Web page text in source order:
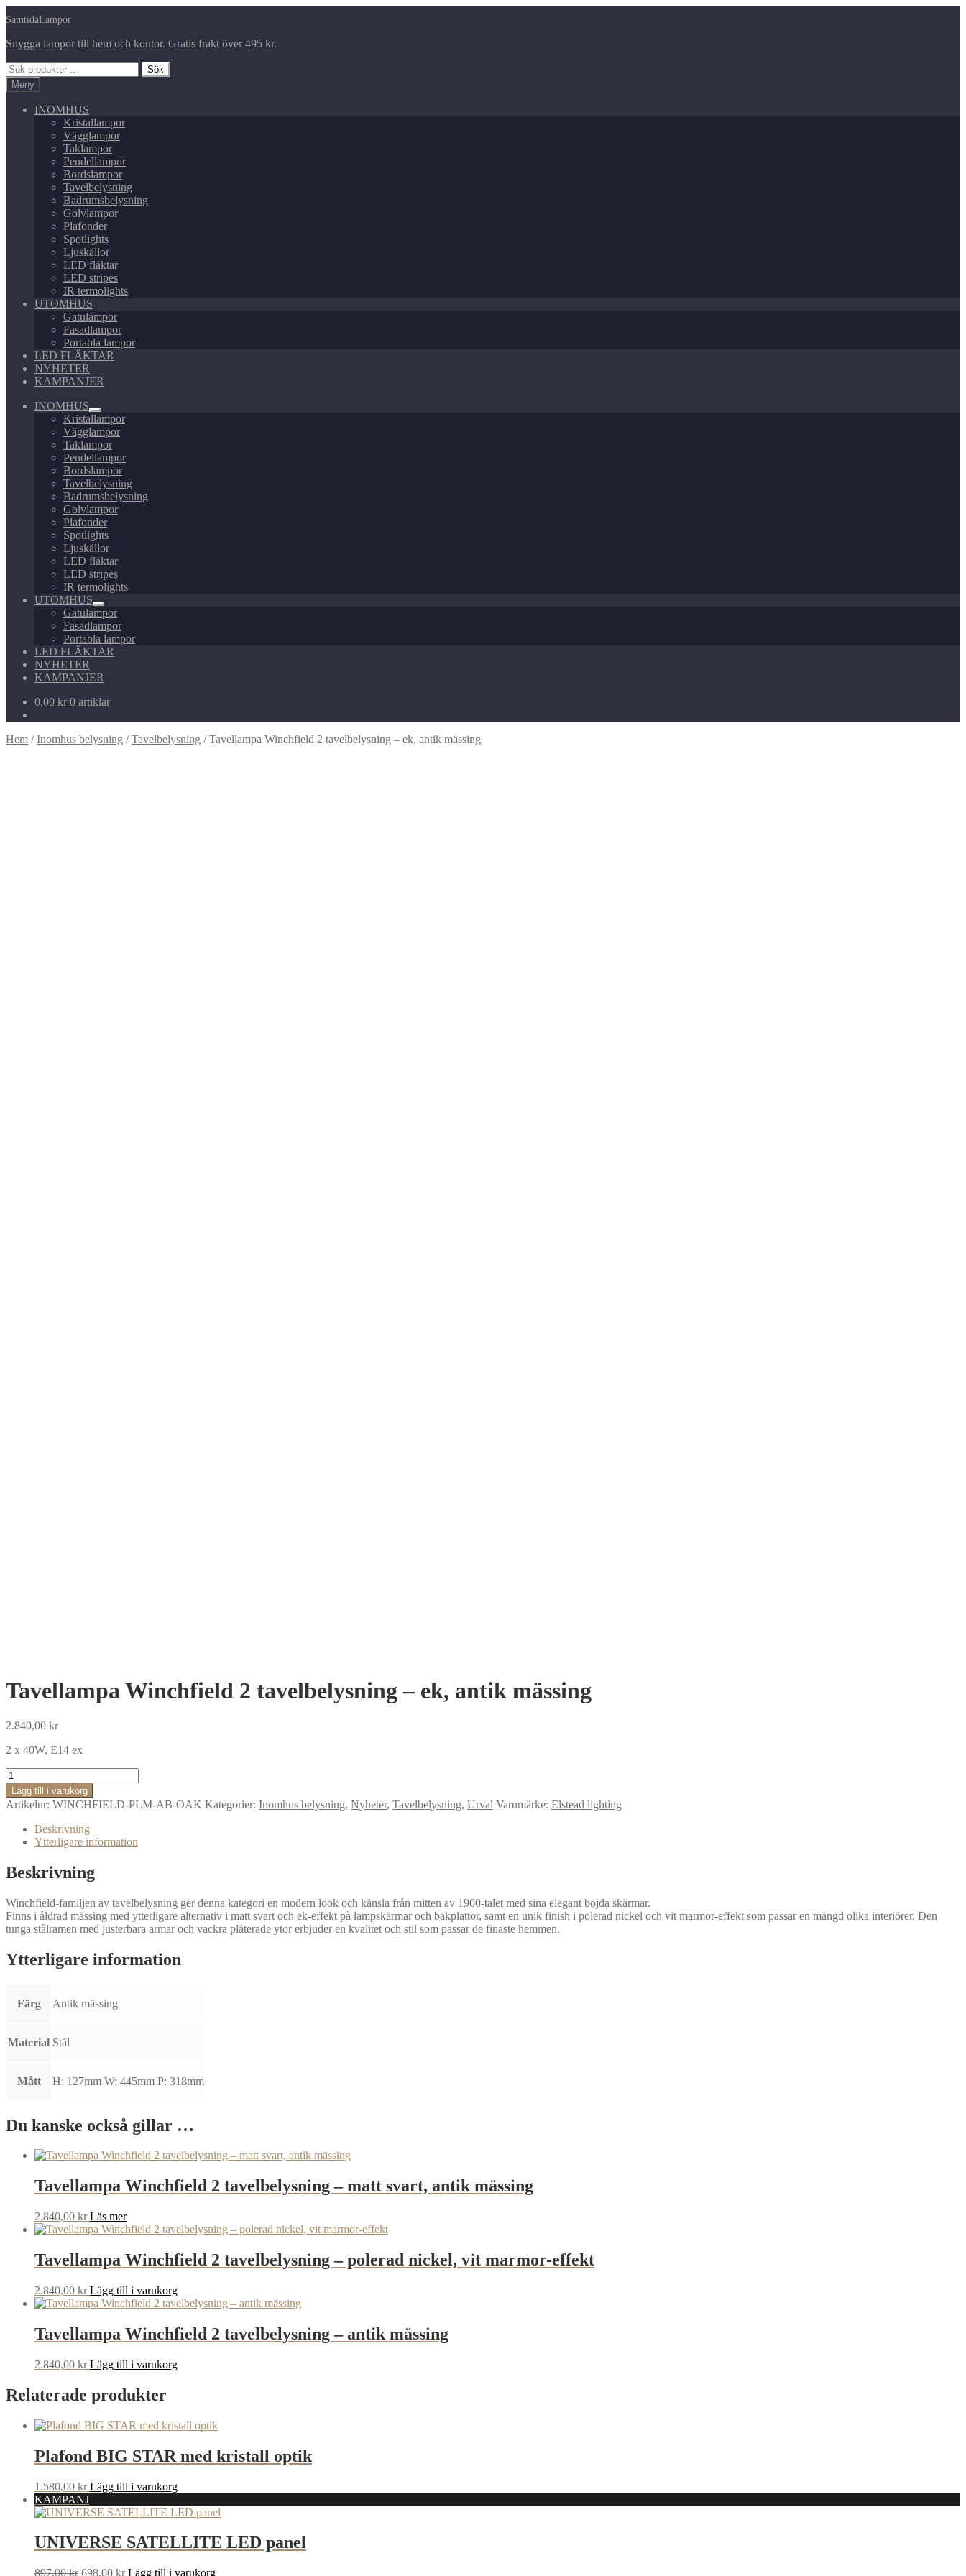
Hoppa
navigering
Hoppa
innehåll
SamtidaLampor
Snygga lampor till hem och kontor. Gratis frakt över 495 kr.
Sök
efter:
Sök
Meny
INOMHUS
Kristallampor
Vägglampor
Taklampor
Pendellampor
Bordslampor
Tavelbelysning
Badrumsbelysning
Golvlampor
Plafonder
Spotlights
Ljuskällor
LED fläktar
LED stripes
IR termolights
UTOMHUS
Gatulampor
Fasadlampor
Portabla lampor
LED FLÄKTAR
NYHETER
KAMPANJER
INOMHUS
Expandera
undermeny
Kristallampor
Vägglampor
Taklampor
Pendellampor
Bordslampor
Tavelbelysning
Badrumsbelysning
Golvlampor
Plafonder
Spotlights
Ljuskällor
LED fläktar
LED stripes
IR termolights
UTOMHUS
Expandera
undermeny
Gatulampor
Fasadlampor
Portabla lampor
LED FLÄKTAR
NYHETER
KAMPANJER
0,00 kr 0 artiklar
Hem /Inomhus belysning /Tavelbelysning /Tavellampa Winchfield 2 tavelbelysning – ek, antik mässing
Tavellampa Winchfield 2 tavelbelysning – ek, antik mässing
2.840,00 kr
2 x 40W, E14 ex
Tavellampa
Winchfield
2
tavelbelysning
mässing
mängd
Lägg till i varukorg
Artikelnr: WINCHFIELD-PLM-AB-OAK Kategorier: Inomhus belysning, Nyheter, Tavelbelysning, Urval Varumärke: Elstead lighting
Beskrivning
Ytterligare information
Beskrivning
Winchfield-familjen av tavelbelysning ger denna kategori en modern look och känsla från mitten av 1900-talet med sina elegant böjda skärmar.
Finns i åldrad mässing med ytterligare alternativ i matt svart och ek-effekt på lampskärmar och bakplattor, samt en unik finish i polerad nickel och vit marmor-effekt som passar en mängd olika interiörer. Den
tunga stålramen med justerbara armar och vackra pläterade ytor erbjuder en kvalitet och stil som passar de finaste hemmen.
Ytterligare information
Färg Antik mässing
Material Stål
Mått H: 127mm W: 445mm P: 318mm
Du kanske också gillar …
Tavellampa Winchfield 2 tavelbelysning – matt svart, antik mässing
2.840,00 kr Läs mer
Tavellampa Winchfield 2 tavelbelysning – polerad nickel, vit marmor-effekt
2.840,00 kr Lägg till i varukorg
Tavellampa Winchfield 2 tavelbelysning – antik mässing
2.840,00 kr Lägg till i varukorg
Relaterade produkter
Plafond BIG STAR med kristall optik
1.580,00 kr Lägg till i varukorg
KAMPANJ
UNIVERSE SATELLITE LED panel
897,00kr Det
698,00 krDet
Lägg till i varukorg